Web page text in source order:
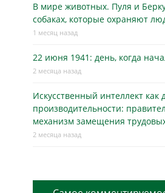
В мире животных. Пуля и
собаках, которые охраняют
1 месяц назад
22 июня 1941: день, когда
2 месяца назад
Искусственный интеллект как
производительности:
механизм замещения
2 месяца назад